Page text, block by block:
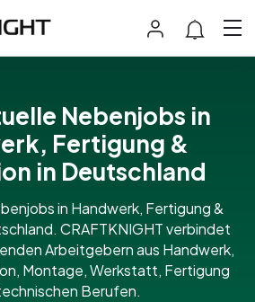
Nebenjobs in
Fertigung &
in Deutschland
in Handwerk, Fertigung &
CRAFTKNIGHT verbindet
Arbeitgebern aus Handwerk,
Montage, Werkstatt, Fertigung
Berufen.